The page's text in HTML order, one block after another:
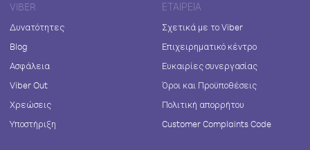
VIBER
Δυνατότητες
Blog
Ασφάλεια
Viber Out
Χρεώσεις
Υποστήριξη
ΕΤΑΙΡΕΊΑ
Σχετικά με το Viber
Επιχειρηματικό κέντρο
Ευκαιρίες συνεργασίας
Όροι και Προϋποθέσεις
Πολιτική απορρήτου
Customer Complaints Code